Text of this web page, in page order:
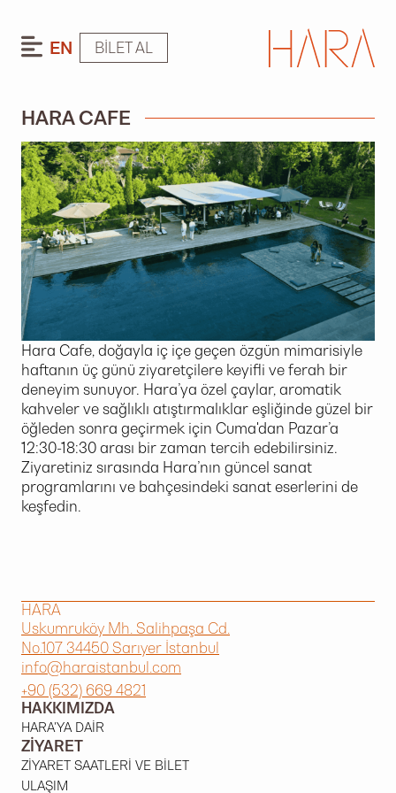
EN BILET AL
HARA CAFE
Hara Cafe, doğayla iç içe geçen özgün mimarisiyle
haftanın üç günü ziyaretçilere keyifli ve ferah bir
deneyim sunuyor. Hara’ya özel çaylar, aromatik
kahveler ve sağlıklı atıştırmalıklar eşliğinde güzel bir
öğleden sonra geçirmek için Cuma'dan Pazar’a
12:30-18:30 arası bir zaman tercih edebilirsiniz.
Ziyaretiniz sırasında Hara’nın güncel sanat
programlarını ve bahçesindeki sanat eserlerini de
keşfedin.
HARA
Uskumruköy Mh. Salihpaşa Cd.
No.107 34450 Sarıyer İstanbul
info@haraistanbul.com
+90 (532) 669 4821
HAKKIMIZDA
HARA'YA DAIR
ZIYARET
ZIYARET SAATLERI VE BILET
ULAŞIM